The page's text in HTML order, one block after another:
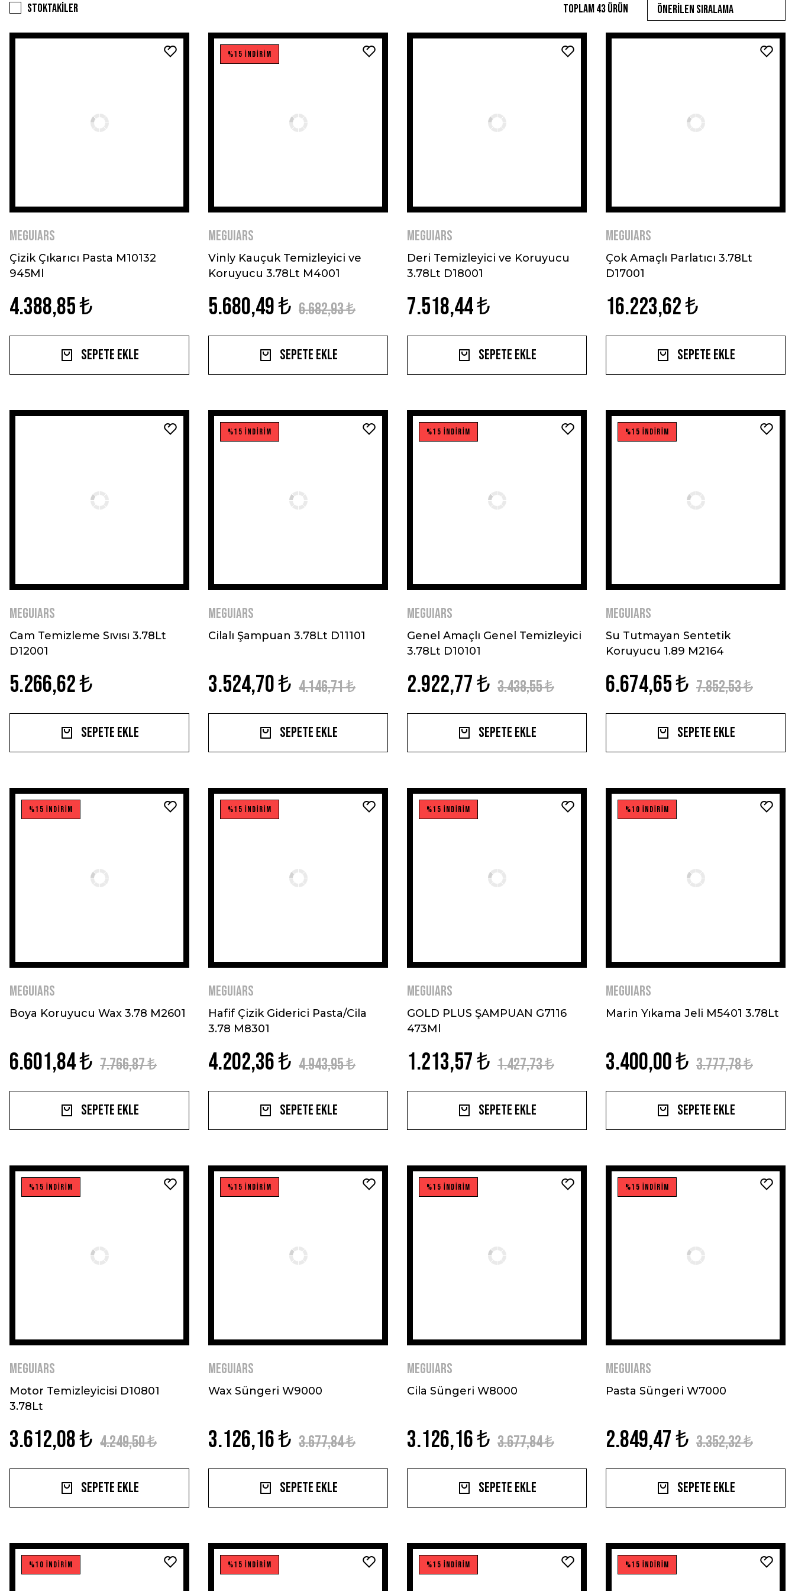
Stoktakiler Toplam 43 ürün
MEGUIARS
Çizik Çıkarıcı Pasta M10132
945Ml
4.388,85 ₺
Sepete Ekle
%15 İNDİRİM
MEGUIARS
Vinly Kauçuk Temizleyici ve
Koruyucu 3.78Lt M4001
5.680,49 ₺ 6.682,93 ₺
Sepete Ekle
MEGUIARS
Deri Temizleyici ve Koruyucu
3.78Lt D18001
7.518,44 ₺
Sepete Ekle
MEGUIARS
Çok Amaçlı Parlatıcı 3.78Lt
D17001
16.223,62 ₺
Sepete Ekle
MEGUIARS
Cam Temizleme Sıvısı 3.78Lt
D12001
5.266,62 ₺
Sepete Ekle
%15 İNDİRİM
MEGUIARS
Cilalı Şampuan 3.78Lt D11101
3.524,70 ₺ 4.146,71 ₺
Sepete Ekle
%15 İNDİRİM
MEGUIARS
Genel Amaçlı Genel Temizleyici
3.78Lt D10101
2.922,77 ₺ 3.438,55 ₺
Sepete Ekle
%15 İNDİRİM
MEGUIARS
Su Tutmayan Sentetik
Koruyucu 1.89 M2164
6.674,65 ₺ 7.852,53 ₺
Sepete Ekle
%15 İNDİRİM
MEGUIARS
Boya Koruyucu Wax 3.78 M2601
6.601,84 ₺ 7.766,87 ₺
Sepete Ekle
%15 İNDİRİM
MEGUIARS
Hafif Çizik Giderici Pasta/Cila
3.78 M8301
4.202,36 ₺ 4.943,95 ₺
Sepete Ekle
%15 İNDİRİM
MEGUIARS
GOLD PLUS ŞAMPUAN G7116
473Ml
1.213,57 ₺ 1.427,73 ₺
Sepete Ekle
%10 İNDİRİM
MEGUIARS
Marin Yıkama Jeli M5401 3.78Lt
3.400,00 ₺ 3.777,78 ₺
Sepete Ekle
%15 İNDİRİM
MEGUIARS
Motor Temizleyicisi D10801
3.78Lt
3.612,08 ₺ 4.249,50 ₺
Sepete Ekle
%15 İNDİRİM
MEGUIARS
Wax Süngeri W9000
3.126,16 ₺ 3.677,84 ₺
Sepete Ekle
%15 İNDİRİM
MEGUIARS
Cila Süngeri W8000
3.126,16 ₺ 3.677,84 ₺
Sepete Ekle
%15 İNDİRİM
MEGUIARS
Pasta Süngeri W7000
2.849,47 ₺ 3.352,32 ₺
Sepete Ekle
%10 İNDİRİM %15 İNDİRİM %15 İNDİRİM %15 İNDİRİM